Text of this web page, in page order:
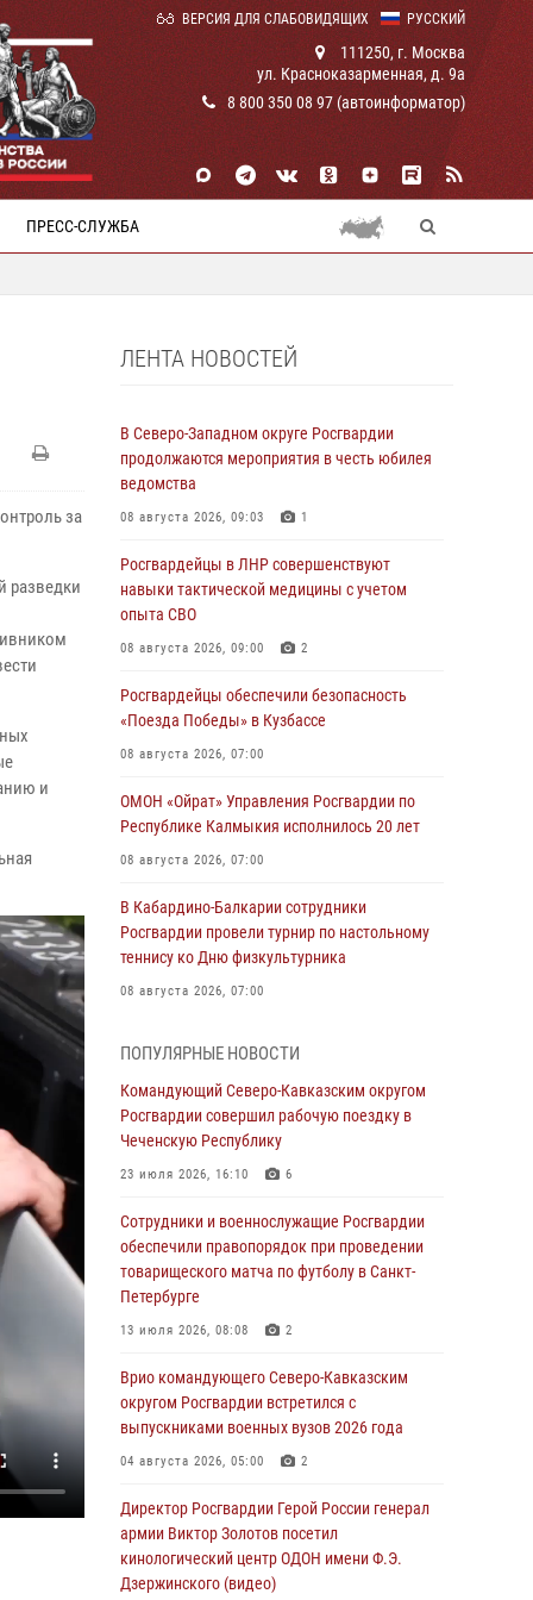
РУССКИЙ
ВЕРСИЯ ДЛЯ СЛАБОВИДЯЩИХ
111250, г. Москва
ул. Красноказарменная, д. 9а
8 800 350 08 97 (автоинформатор)
ПРЕСС-СЛУЖБА
за
разведки
и
ЛЕНТА НОВОСТЕЙ
В Северо-Западном округе Росгвардии
продолжаются мероприятия в честь юбилея
ведомства
08 августа 2026, 09:03 1
Росгвардейцы в ЛНР совершенствуют
навыки тактической медицины с учетом
опыта СВО
08 августа 2026, 09:00 2
Росгвардейцы обеспечили безопасность
«Поезда Победы» в Кузбассе
08 августа 2026, 07:00
ОМОН «Ойрат» Управления Росгвардии по
Республике Калмыкия исполнилось 20 лет
08 августа 2026, 07:00
В Кабардино-Балкарии сотрудники
Росгвардии провели турнир по настольному
теннису ко Дню физкультурника
08 августа 2026, 07:00
Росгвардии встретились с участником
патриотического проекта «Дорогой
Ломоносова — дорогой к Победе в СВО»
(видео)
08 августа 2026, 07:00
В Москве росгвардейцы оказали помощь
медикам и девушке с ограниченными
возможностями здоровья (видео)
08 августа 2026, 06:32
память товарища на тактическом турнире
(видео)
08 августа 2026, 06:15 9 1
Росгвардии отметили турнирами, мастер-
классами и легкоатлетическими забегами
08 августа 2026, 06:03 9
ПОПУЛЯРНЫЕ НОВОСТИ
Командующий Северо-Кавказским округом
Росгвардии совершил рабочую поездку в
Чеченскую Республику
23 июля 2026, 16:10 6
Сотрудники и военнослужащие Росгвардии
обеспечили правопорядок при проведении
товарищеского матча по футболу в Санкт-
Петербурге
13 июля 2026, 08:08 2
Врио командующего Северо-Кавказским
округом Росгвардии встретился с
выпускниками военных вузов 2026 года
04 августа 2026, 05:00 2
Директор Росгвардии Герой России генерал
армии Виктор Золотов посетил
кинологический центр ОДОН имени Ф.Э.
Дзержинского (видео)